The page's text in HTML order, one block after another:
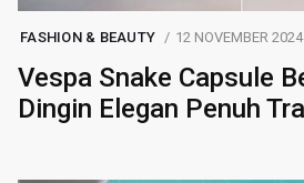
FASHION & BEAUTY 12 NOVEMBER 2024
Vespa Snake Capsule
Dingin Elegan Penuh